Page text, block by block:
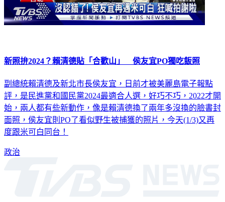
新照拚2024？賴清德貼「合歡山」 侯友宜PO獨吃飯照
副總統賴清德及新北市長侯友宜，日前才被美麗島電子報點
評，是民進黨和國民黨2024最適合人選，好巧不巧，2022才開
始，兩人都有些新動作，像是賴清德換了兩年多沒換的臉書封
面照，侯友宜則PO了看似野生被捕獲的照片，今天(1/3)又再
度跟米可白同台！
政治